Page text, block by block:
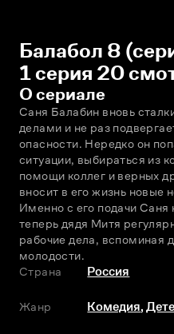
Балабол 8
1 серия 20
О сериале
Саня Балабин вновь
делами и не раз
опасности. Нередко он
ситуации, выбираться из
помощи коллег и верных
вносит в его жизнь новые
Именно с его подачи Саня
теперь дядя Митя
рабочие дела, вспоминая
молодости.
Страна
Россия
Жанр Комедия,